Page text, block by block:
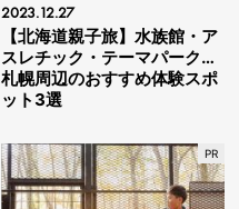
2023.12.27
【北海道親子旅】水族館・ア
スレチック・テーマパーク…
札幌周辺のおすすめ体験スポ
ット3選